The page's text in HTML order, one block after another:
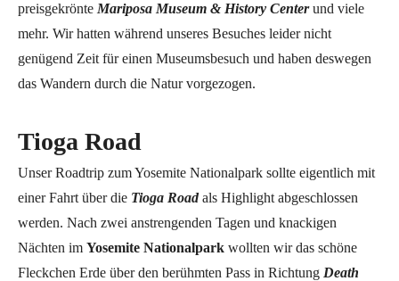
preisgekrönte Mariposa Museum & History Centerund viele
mehr. Wir hatten während unseres Besuches leider nicht
genügend Zeit für einen Museumsbesuch und haben deswegen
das Wandern durch die Natur vorgezogen.
Tioga Road
Unser Roadtrip zum Yosemite Nationalpark sollte eigentlich mit
einer Fahrt über die Tioga Road als Highlight abgeschlossen
werden. Nach zwei anstrengenden Tagen und knackigen
Nächten im Yosemite Nationalpark wollten wir das schöne
Fleckchen Erde über den berühmten Pass in Richtung Death